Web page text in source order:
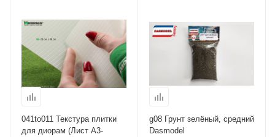
041to011 Текстура плитки
для диорам (Лист А3-
g08 Грунт зелёный, средний
Dasmodel